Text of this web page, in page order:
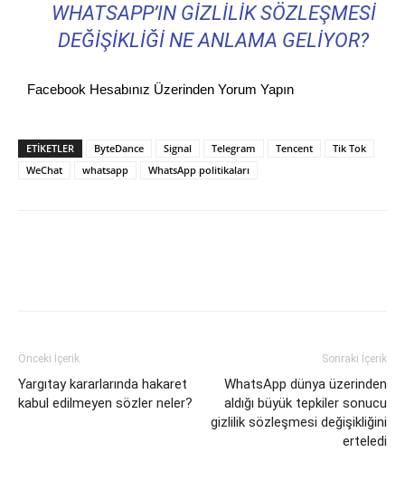
WHATSAPP’IN GIZLILIK SÖZLEŞMESI
DEĞIŞIKLIĞI NE ANLAMA GELIYOR?
Facebook Hesabınız Üzerinden Yorum Yapın
ETİKETLER ByteDance Signal Telegram Tencent
Tik Tok
WeChat
whatsapp WhatsApp politikaları
Önceki İçerik
Yargıtay kararlarında hakaret
kabul edilmeyen sözler neler?
Sonraki İçerik
WhatsApp dünya üzerinden
aldığı büyük tepkiler sonucu
gizlilik sözleşmesi değişikliğini
erteledi